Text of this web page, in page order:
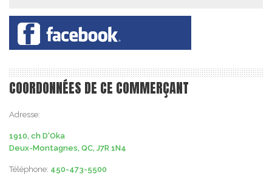
COORDONNÉES DE CE COMMERÇANT
Adresse:
1910, ch D'Oka
Deux-Montagnes, QC, J7R 1N4
Téléphone: 450-473-5500